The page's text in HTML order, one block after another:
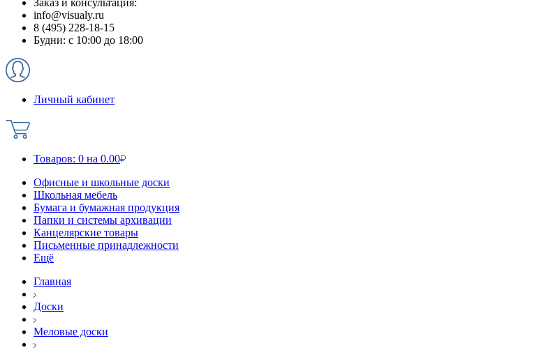
Заказ и консультация:
info@visualy.ru
8 (495) 228-18-15
Будни: с 10:00 до 18:00
Личный кабинет
Товаров: 0 на 0.00
Офисные и школьные доски
Школьная мебель
Бумага и бумажная продукция
Папки и системы архивации
Канцелярские товары
Письменные принадлежности
Ещё
Главная
Доски
Меловые доски